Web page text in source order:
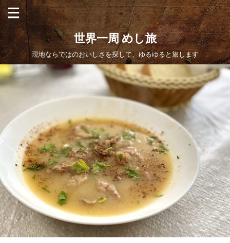
世界一周 めし旅
現地ならではのおいしさを探して、ゆるゆると旅します